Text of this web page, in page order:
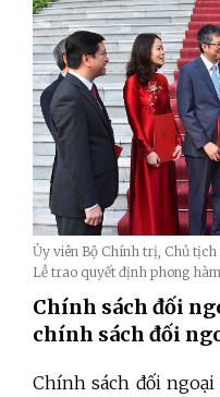
Ủy viên Bộ Chính trị, Chủ tịch
Lễ trao quyết định phong
Chính sách đối
chính sách đối
Chính sách đối